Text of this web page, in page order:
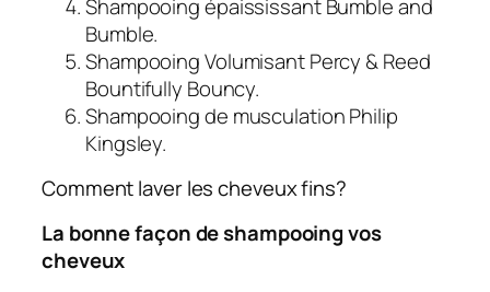
Shampooing épaississant Bumble and
Bumble.
Shampooing Volumisant Percy & Reed
Bountifully Bouncy.
Shampooing de musculation Philip
Kingsley.
Comment laver les cheveux fins?
La bonne façon de shampooing vos
cheveux